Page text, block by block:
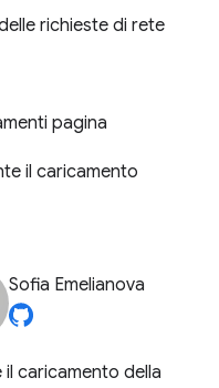
richieste di rete
pagina
il caricamento
Sofia Emelianova
caricamento della